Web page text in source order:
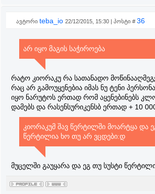
ავტორი teba_io 22/12/2015, 15:30 | პოსტი # 36
არ იყო მაგის საჭიროება
რატო კიორაკუ რა სათანადო
რაც არ გამოუყენებია იმას ნუ ტენი
იყო ნარუტოს ერთად რომ აყენებინებს
დამებს და რასენსურიკენსბ ერთად + 10
კიორაკუმ შავ წერტილში მოარტყა და
წერტილია ხო თუ არ ვცდები:დ
მუცელში გაუყარა და ეგ თუ სუსტი